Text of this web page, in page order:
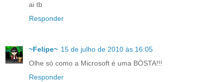
ai tb
Responder
~Felipe~ 15 de julho de 2010 às 16:05
Olhe só como a Microsoft é uma BÖSTA!!!
Responder